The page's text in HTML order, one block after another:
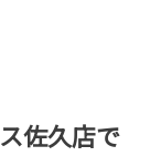
佐久店で